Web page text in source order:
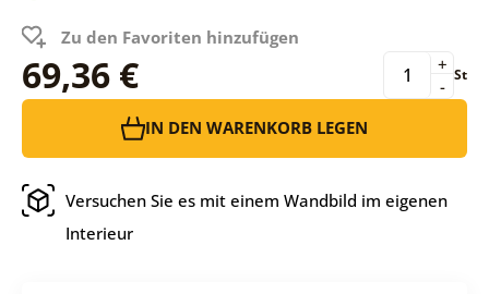
Zu den Favoriten hinzufügen
69,36 € -
+ St
IN DEN WARENKORB LEGEN
Versuchen Sie es mit einem Wandbild im eigenen
Interieur